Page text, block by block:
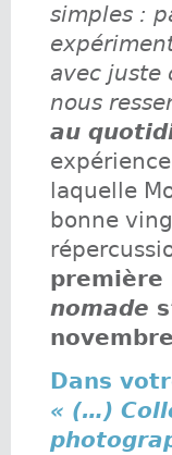
simples :
avec juste
nous
au
laquelle
bonne
première
nomade
Dans
« (…)